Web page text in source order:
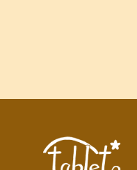
鶴巻 ランチ鶴巻 定